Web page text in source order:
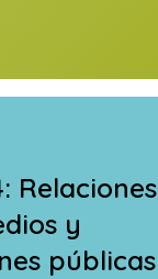
Relaciones
y
públicas